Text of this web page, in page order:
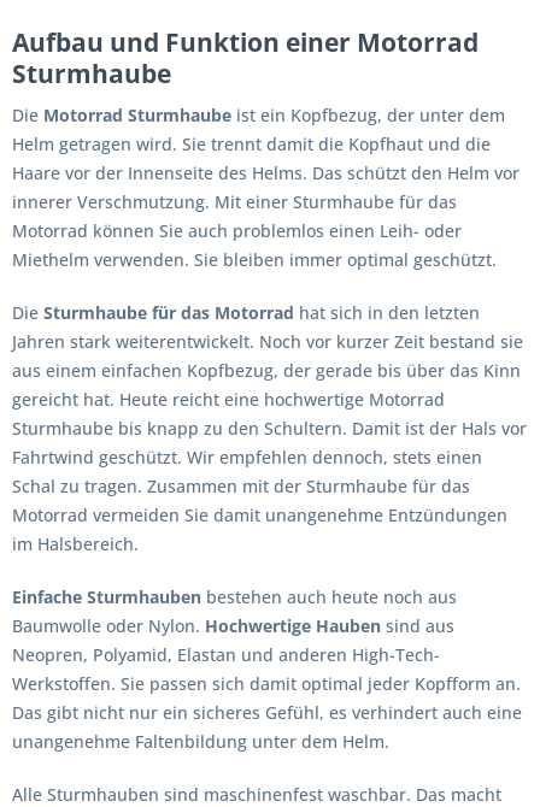
Aufbau und Funktion einer Motorrad
Sturmhaube
Die Motorrad Sturmhaube ist ein Kopfbezug, der unter dem
Helm getragen wird. Sie trennt damit die Kopfhaut und die
Haare vor der Innenseite des Helms. Das schützt den Helm vor
innerer Verschmutzung. Mit einer Sturmhaube für das
Motorrad können Sie auch problemlos einen Leih- oder
Miethelm verwenden. Sie bleiben immer optimal geschützt.
Die Sturmhaube für das Motorrad hat sich in den letzten
Jahren stark weiterentwickelt. Noch vor kurzer Zeit bestand sie
aus einem einfachen Kopfbezug, der gerade bis über das Kinn
gereicht hat. Heute reicht eine hochwertige Motorrad
Sturmhaube bis knapp zu den Schultern. Damit ist der Hals vor
Fahrtwind geschützt. Wir empfehlen dennoch, stets einen
Schal zu tragen. Zusammen mit der Sturmhaube für das
Motorrad vermeiden Sie damit unangenehme Entzündungen
im Halsbereich.
Einfache Sturmhauben bestehen auch heute noch aus
Baumwolle oder Nylon. Hochwertige Hauben sind aus
Neopren, Polyamid, Elastan und anderen High-Tech-
Werkstoffen. Sie passen sich damit optimal jeder Kopfform an.
Das gibt nicht nur ein sicheres Gefühl, es verhindert auch eine
unangenehme Faltenbildung unter dem Helm.
Alle Sturmhauben sind maschinenfest waschbar. Das macht